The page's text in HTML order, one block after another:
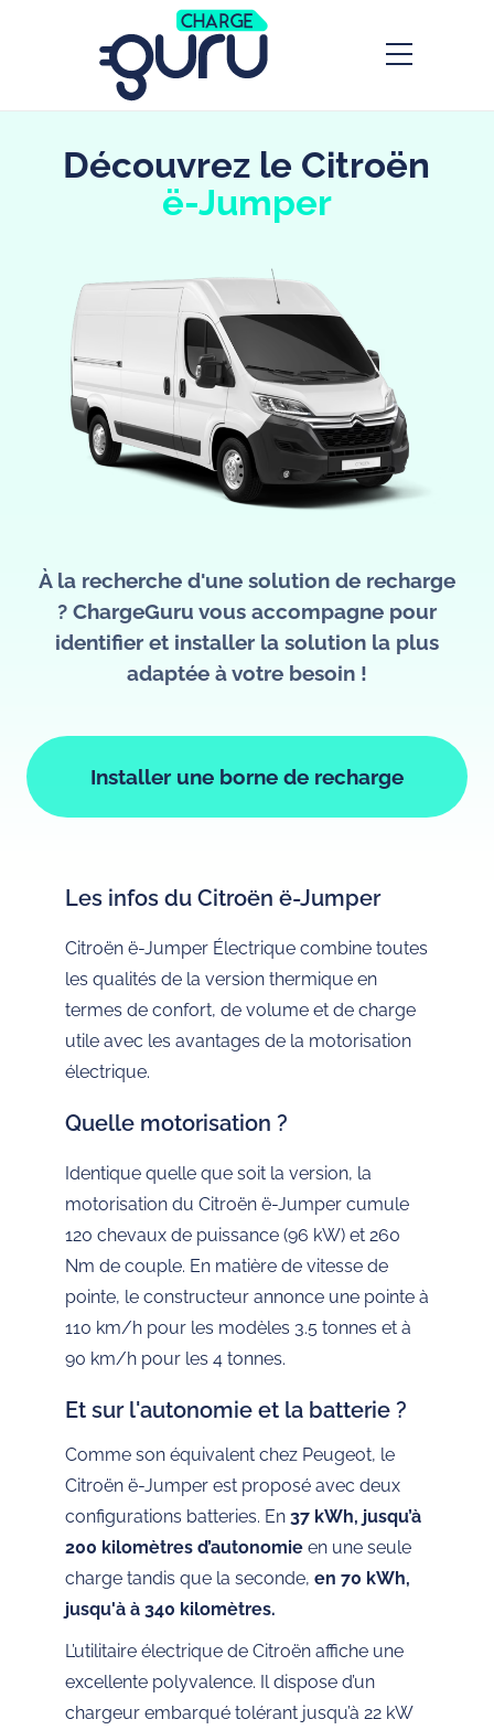
Découvrez le Citroën
ë-Jumper
À la recherche d'une solution de recharge
? ChargeGuru vous accompagne pour
identifier et installer la solution la plus
adaptée à votre besoin !
Installer une borne de recharge
Découvrez le Citroën ë-
Jumper
Les infos du Citroën ë-Jumper
Citroën ë-Jumper Électrique combine toutes
les qualités de la version thermique en
termes de confort, de volume et de charge
utile avec les avantages de la motorisation
électrique.
Quelle motorisation ?
Identique quelle que soit la version, la
motorisation du Citroën ë-Jumper cumule
120 chevaux de puissance (96 kW) et 260
Nm de couple. En matière de vitesse de
pointe, le constructeur annonce une pointe à
110 km/h pour les modèles 3.5 tonnes et à
90 km/h pour les 4 tonnes.
Et sur l'autonomie et la batterie ?
Comme son équivalent chez Peugeot, le
Citroën ë-Jumper est proposé avec deux
configurations batteries. En 37 kWh, jusqu’à
200 kilomètres d’autonomie en une seule
charge tandis que la seconde, en 70 kWh,
jusqu'à à 340 kilomètres.
L’utilitaire électrique de Citroën affiche une
excellente polyvalence. Il dispose d’un
chargeur embarqué tolérant jusqu’à 22 kW